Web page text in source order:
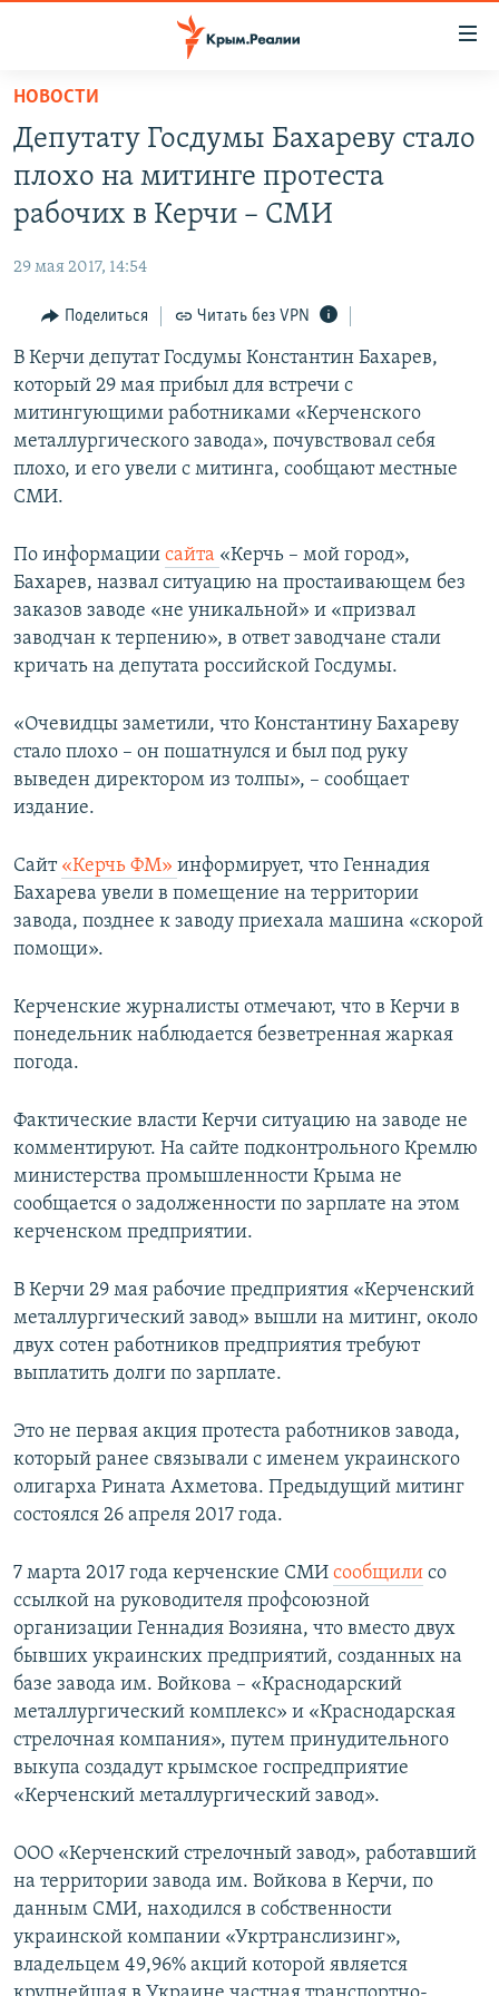
Вернуться
основному
содержанию
Вернутся
главной
Вернутся
поиску
СПЕЦПРОЕКТЫ
ГРУЗ 200
11 ЛЕТ ОККУПАЦИИ КРЫМА. 11 ИСТОРИЙ СОПРОТИВЛЕНИЯ
ВОДА
ЕЩЕ
ИНТЕРАКТИВ
ИНФОГРАФИКА
ТЕЛЕПРОЕКТ КРЫМ.РЕАЛИИ
СОВЕТЫ ПРАВОЗАЩИТНИКОВ
ПРОПАВШИЕ БЕЗ ВЕСТИ
КРЫМ.НЕПОКОРЕННЫЙ
УКРАИНСКАЯ ПРОБЛЕМА КРЫМА
РАДІО СВОБОДА
КАК ОБОЙТИ БЛОКИРОВКУ
Українською
Qırımtatar
Все сайты RFE/RL
НОВОСТИ
Депутату Госдумы Бахареву стало
плохо на митинге протеста
рабочих в Керчи – СМИ
29 мая 2017, 14:54
Поделиться Читать без VPN
В Керчи депутат Госдумы Константин Бахарев,
который 29 мая прибыл для встречи с
митингующими работниками «Керченского
металлургического завода», почувствовал себя
плохо, и его увели с митинга, сообщают местные
СМИ.
По информации сайта «Керчь – мой город»,
Бахарев, назвал ситуацию на простаивающем без
заказов заводе «не уникальной» и «призвал
заводчан к терпению», в ответ заводчане стали
кричать на депутата российской Госдумы.
«Очевидцы заметили, что Константину Бахареву
стало плохо – он пошатнулся и был под руку
выведен директором из толпы», – сообщает
издание.
Сайт «Керчь ФМ» информирует, что Геннадия
Бахарева увели в помещение на территории
завода, позднее к заводу приехала машина «скорой
помощи».
Керченские журналисты отмечают, что в Керчи в
понедельник наблюдается безветренная жаркая
погода.
Фактические власти Керчи ситуацию на заводе не
комментируют. На сайте подконтрольного Кремлю
министерства промышленности Крыма не
сообщается о задолженности по зарплате на этом
керченском предприятии.
В Керчи 29 мая рабочие предприятия «Керченский
металлургический завод» вышли на митинг, около
двух сотен работников предприятия требуют
выплатить долги по зарплате.
Это не первая акция протеста работников завода,
который ранее связывали с именем украинского
олигарха Рината Ахметова. Предыдущий митинг
состоялся 26 апреля 2017 года.
7 марта 2017 года керченские СМИ сообщили со
ссылкой на руководителя профсоюзной
организации Геннадия Возияна, что вместо двух
бывших украинских предприятий, созданных на
базе завода им. Войкова – «Краснодарский
металлургический комплекс» и «Краснодарская
стрелочная компания», путем принудительного
выкупа создадут крымское госпредприятие
«Керченский металлургический завод».
ООО «Керченский стрелочный завод», работавший
на территории завода им. Войкова в Керчи, по
данным СМИ, находился в собственности
украинской компании «Укртранслизинг»,
владельцем 49,96% акций которой является